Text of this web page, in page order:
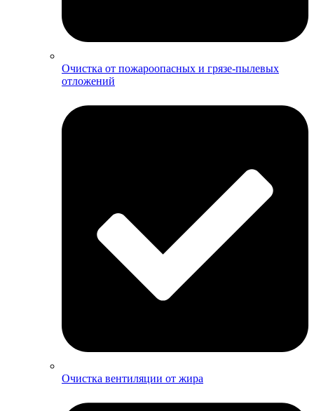
Очистка от пожароопасных и грязе-пылевых
отложений
Очистка вентиляции от жира